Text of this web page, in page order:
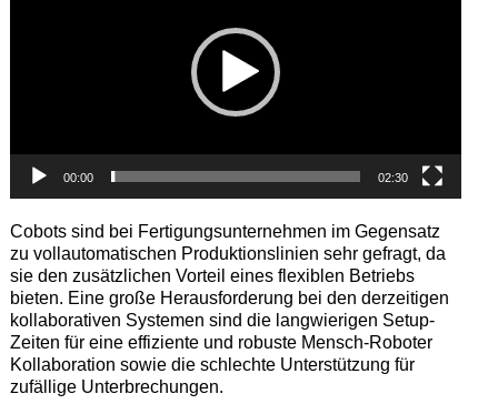
00:00 02:30
Cobots sind bei Fertigungsunternehmen im Gegensatz
zu vollautomatischen Produktionslinien sehr gefragt, da
sie den zusätzlichen Vorteil eines flexiblen Betriebs
bieten. Eine große Herausforderung bei den derzeitigen
kollaborativen Systemen sind die langwierigen Setup-
Zeiten für eine effiziente und robuste Mensch-Roboter
Kollaboration sowie die schlechte Unterstützung für
zufällige Unterbrechungen.